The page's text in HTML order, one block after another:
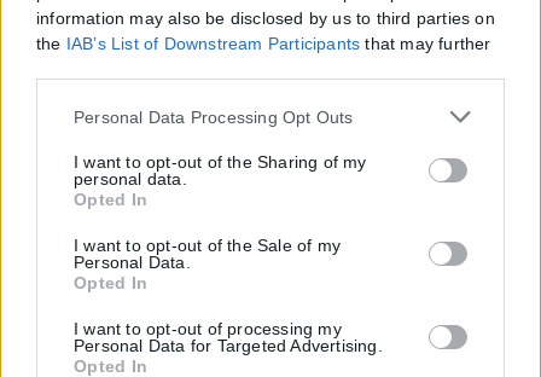
information may also be disclosed by us to third parties on
the IAB’s List of Downstream Participants that may further
Please note that this website/app uses one or more Google
but not limited to your visit or usage behaviour. You may
click to grant or deny consent to Google and its third-party
tags to use your data for below specified purposes in below
Google consent section.
Personal Data Processing Opt Outs
I want to opt-out of the Sharing of my
personal data.
Opted In
I want to opt-out of the Sale of my
Personal Data.
Opted In
I want to opt-out of processing my
Personal Data for Targeted Advertising.
Opted In